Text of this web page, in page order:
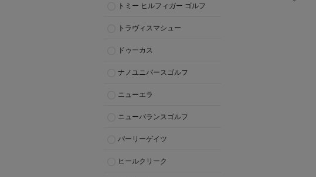
トミー ヒルフィガー ゴルフ
トラヴィスマシュー
ドゥーカス
ナノユニバースゴルフ
ニューエラ
ニューバランスゴルフ
パーリーゲイツ
ヒールクリーク